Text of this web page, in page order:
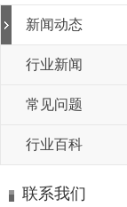
新闻动态
行业新闻
常见问题
行业百科
联系我们